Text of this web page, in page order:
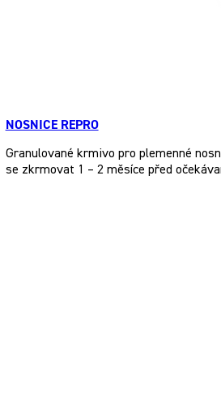
NOSNICE REPRO
Granulované krmivo pro plemenné
se zkrmovat 1 – 2 měsíce před